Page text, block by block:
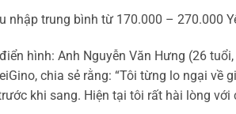
nhập trung bình từ 170.000 – 270.000
hình: Anh Nguyễn Văn Hưng (26
chia sẻ rằng: “Tôi từng lo ngại về
khi sang. Hiện tại tôi rất hài lòng